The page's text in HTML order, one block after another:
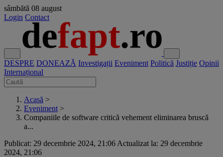
sâmbătă 08 august
Login Contact
DESPRE DONEAZĂ Investigații Eveniment Politică Justiție Opinii
Internațional
Acasă >
Eveniment >
Companiile de software critică vehement eliminarea bruscă
a...
Publicat: 29 decembrie 2024, 21:06 Actualizat la: 29 decembrie
2024, 21:06